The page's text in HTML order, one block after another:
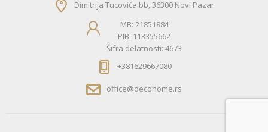
Dimitrija Tucovića bb, 36300 Novi Pazar
MB: 21851884
PIB: 113355662
Šifra delatnosti: 4673
+381629667080
office@decohome.rs